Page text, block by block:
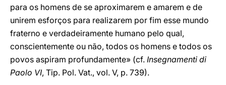
para os homens de se aproximarem e amarem e de
unirem esforços para realizarem por fim esse mundo
fraterno e verdadeiramente humano pelo qual,
conscientemente ou não, todos os homens e todos os
povos aspiram profundamente» (cf. Insegnamenti di
Paolo VI, Tip. Pol. Vat., vol. V, p. 739).